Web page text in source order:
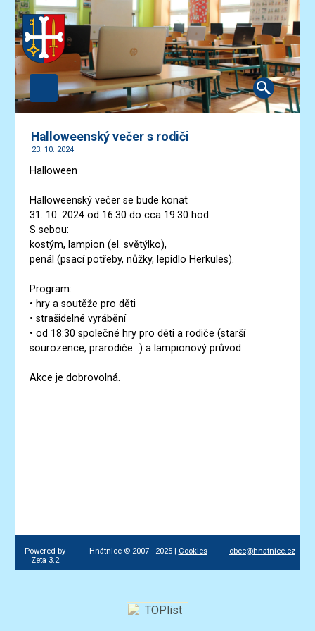
Halloweenský večer s rodiči
23. 10. 2024
Halloween
Halloweenský večer se bude konat
31. 10. 2024 od 16:30 do cca 19:30 hod.
S sebou:
kostým, lampion (el. světýlko),
penál (psací potřeby, nůžky, lepidlo Herkules).
Program:
• hry a soutěže pro děti
• strašidelné vyrábění
• od 18:30 společné hry pro děti a rodiče (starší
sourozence, prarodiče...) a lampionový průvod
Akce je dobrovolná.
Powered by
Zeta 3.2
Hnátnice © 2007 - 2025 | Cookies obec@hnatnice.cz